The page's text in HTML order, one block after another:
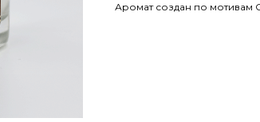
Аромат создан по мотивам